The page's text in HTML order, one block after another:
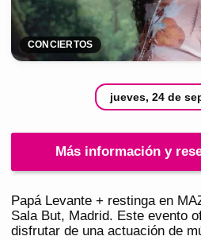
CONCIERTOS
jueves, 24 de
Más información y
Papá Levante + restinga en
Sala But, Madrid. Este evento
disfrutar de una actuación de